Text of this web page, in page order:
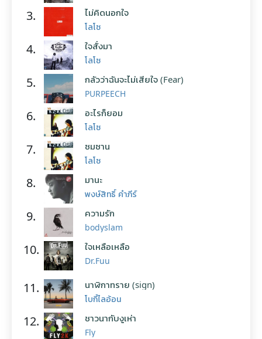
3. ไม่คิดนอกใจ
โลโซ
4. ใจสั่งมา
โลโซ
5. กลัวว่าฉันจะไม่เสียใจ (Fear)
PURPEECH
6. อะไรก็ยอม
โลโซ
7. ซมซาน
โลโซ
8. มานะ
พงษ์สิทธิ์ คำภีร์
9. ความรัก
bodyslam
10. ใจเหลือเหลือ
Dr.Fuu
11. นาฬิกาทราย (sign)
โบกี้ไลอ้อน
12. ชาวนากับงูเห่า
Fly